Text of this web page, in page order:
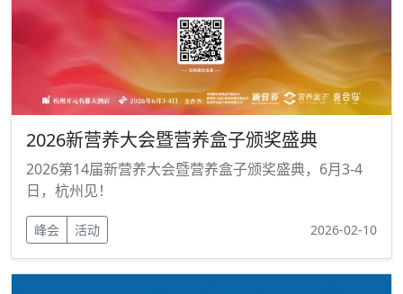
2026新营养大会暨营养盒子颁奖盛典
2026第14届新营养大会暨营养盒子颁奖盛典，6月3-4
日，杭州见！
峰会 活动 2026-02-10